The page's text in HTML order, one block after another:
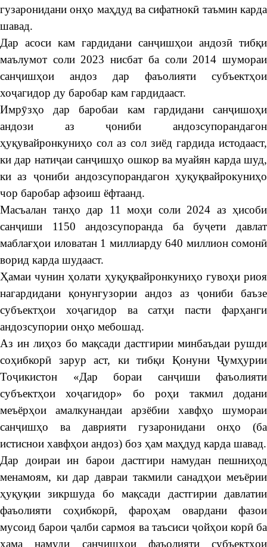
гузаронидани онҳо маҳдуд ва сифатнокӣ таъмин карда
шавад.
Дар асоси кам гардидани санҷишҳои андозӣ тибқи
маълумот соли 2023 нисбат ба соли 2014 шумораи
санҷишҳои андоз дар фаъолияти субъектҳои
хоҷагидор ду баробар кам гардидааст.
Имрӯзҳо дар баробаи кам гардидани санҷишоҳи
андози аз ҷониби андозсупорандагон
ҳуқувайронкуниҳо сол аз сол зиёд гардида истодааст,
ки дар натиҷаи санҷишҳо ошкор ва муайян карда шуд,
ки аз ҷониби андозсупорандагон ҳуқуқвайрокуниҳо
чор баробар афзоиш ёфтаанд.
Масъалан танҳо дар 11 моҳи соли 2024 аз ҳисоби
санҷиши 1150 андозсупоранда ба буҷети давлат
маблағҳои иловатан 1 миллиарду 640 миллион сомонӣ
ворид карда шудааст.
Ҳамаи чунин ҳолати ҳуқуқвайронкуниҳо гувоҳи риоя
нагардидани қонунгузории андоз аз ҷониби баъзе
субъектҳои хоҷагидор ва сатҳи пасти фарҳанги
андозсупории онҳо мебошад.
Аз ин лиҳоз бо мақсади дастгирии минбаъдаи рушди
соҳибкорӣ зарур аст, ки тибқи Қонуни Ҷумҳурии
Тоҷикистон «Дар бораи санҷиши фаъолияти
субъектҳои хоҷагидор» бо роҳи такмил додани
меъёрҳои амалкунандаи арзёбии хавфҳо шумораи
санҷишҳо ва даврияти гузаронидани онҳо (ба
истиснои хавфҳои андоз) боз ҳам маҳдуд карда шавад.
Дар доираи ин барои дастгири намудан пешниҳод
менамоям, ки дар давраи такмили санадҳои меъёрии
ҳуқуқии зикршуда бо мақсади дастгирии давлатии
фаъолияти соҳибкорӣ, фароҳам овардани фазои
мусоид барои ҷалби сармоя ва таъсиси ҷойҳои корӣ ба
ҳама намуди санҷишҳои фаъолияти субъектҳои